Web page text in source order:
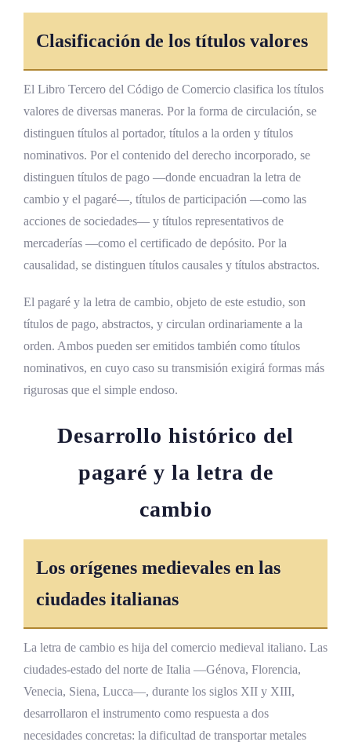
Clasificación de los títulos valores
El Libro Tercero del Código de Comercio clasifica los títulos
valores de diversas maneras. Por la forma de circulación, se
distinguen títulos al portador, títulos a la orden y títulos
nominativos. Por el contenido del derecho incorporado, se
distinguen títulos de pago —donde encuadran la letra de
cambio y el pagaré—, títulos de participación —como las
acciones de sociedades— y títulos representativos de
mercaderías —como el certificado de depósito. Por la
causalidad, se distinguen títulos causales y títulos abstractos.
El pagaré y la letra de cambio, objeto de este estudio, son
títulos de pago, abstractos, y circulan ordinariamente a la
orden. Ambos pueden ser emitidos también como títulos
nominativos, en cuyo caso su transmisión exigirá formas más
rigurosas que el simple endoso.
Desarrollo histórico del
pagaré y la letra de
cambio
Los orígenes medievales en las
ciudades italianas
La letra de cambio es hija del comercio medieval italiano. Las
ciudades-estado del norte de Italia —Génova, Florencia,
Venecia, Siena, Lucca—, durante los siglos XII y XIII,
desarrollaron el instrumento como respuesta a dos
necesidades concretas: la dificultad de transportar metales